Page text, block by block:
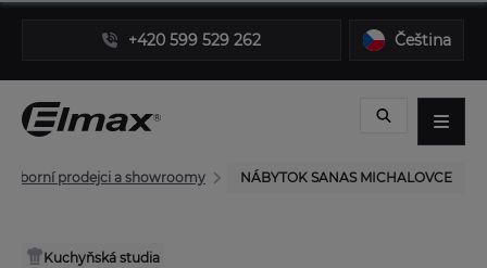
+420 599 529 262 Čeština
Odborní prodejci a showroomy NÁBYTOK SANAS MICHALOVCE
Kuchyňská studia